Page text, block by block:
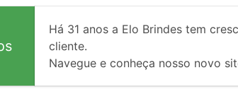
Há 31 anos a Elo Brindes tem
cliente.
Navegue e conheça nosso novo